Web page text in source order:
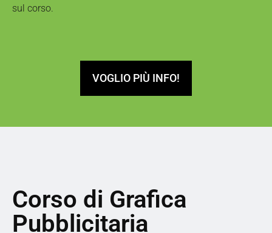
sul corso.
VOGLIO PIÙ INFO!
Corso di Grafica
Pubblicitaria